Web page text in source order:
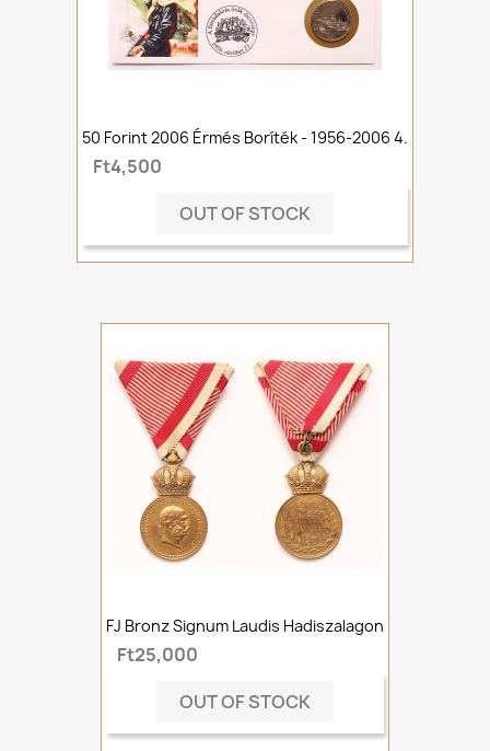
50 Forint 2006 Érmés Boríték - 1956-2006 4.
Ft4,500
OUT OF STOCK
FJ Bronz Signum Laudis Hadiszalagon
Ft25,000
OUT OF STOCK